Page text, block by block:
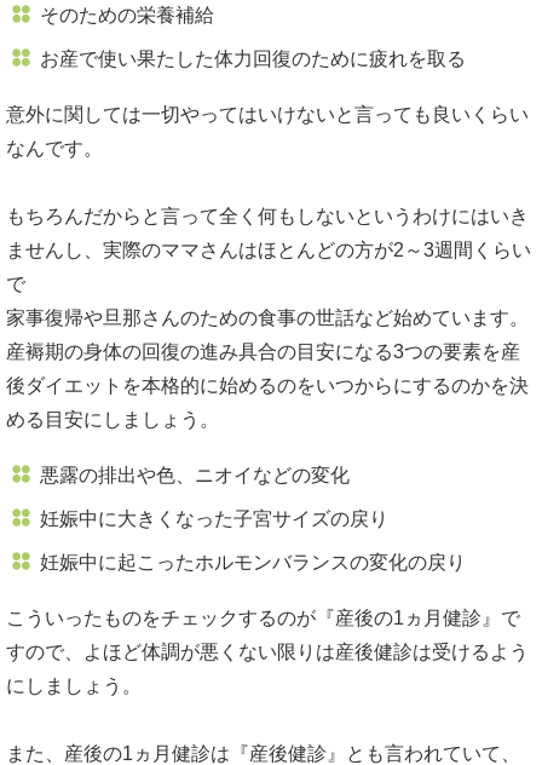
そのための栄養補給
お産で使い果たした体力回復のために疲れを取る
意外に関しては一切やってはいけないと言っても良いくらい
なんです。
もちろんだからと言って全く何もしないというわけにはいき
ませんし、実際のママさんはほとんどの方が2～3週間くらい
で
家事復帰や旦那さんのための食事の世話など始めています。
産褥期の身体の回復の進み具合の目安になる3つの要素を産
後ダイエットを本格的に始めるのをいつからにするのかを決
める目安にしましょう。
悪露の排出や色、ニオイなどの変化
妊娠中に大きくなった子宮サイズの戻り
妊娠中に起こったホルモンバランスの変化の戻り
こういったものをチェックするのが『産後の1ヵ月健診』で
すので、よほど体調が悪くない限りは産後健診は受けるよう
にしましょう。
また、産後の1ヵ月健診は『産後健診』とも言われていて、